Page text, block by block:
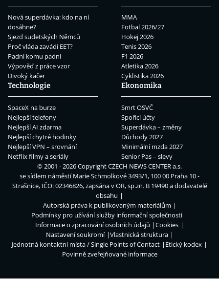
Nová superdávka: kdo na ní
dosáhne?
Sjezd sudetských Němců
Proč vláda zavádí EET?
Padni komu padni
Výpověď z práce vzor
Divoký kačer
MMA
Fotbal 2026/27
Hokej 2026
Tenis 2026
F1 2026
Atletika 2026
Cyklistika 2026
Technologie
SpaceX na burze
Nejlepší telefony
Nejlepší AI zdarma
Nejlepší chytré hodinky
Nejlepší VPN – srovnání
Netflix filmy a seriály
Ekonomika
Smrt OSVČ
Spořicí účty
Superdávka – změny
Důchody 2027
Minimální mzda 2027
Senior Pas – slevy
© 2001 - 2026 CopyrightCZECH NEWS CENTER a.s.
se sídlem náměstí Marie Schmolkové 3493/1, 100 00 Praha 10 -
Strašnice, IČO: 02346826, zapsána v OR, sp.zn. B 19490 a dodavatelé
obsahu
Autorská práva k publikovaným materiálům
Podmínky pro užívání služby informační společnosti
Informace o zpracování osobních údajů
Cookies
Nastavení soukromí
Vlastnická struktura
Jednotná kontaktní místa / Single Points of Contact
Etický kodex
Povinně zveřejňované informace